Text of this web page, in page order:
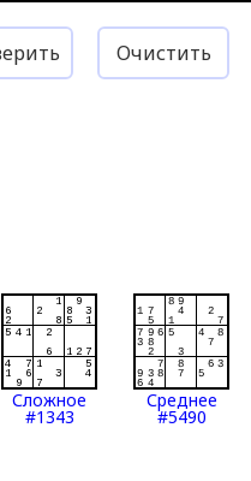
Очистить
Сложное
#1343
Среднее
#5490